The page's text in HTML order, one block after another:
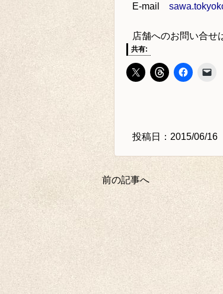
E-mail
店舗へのお問い合せ
共有:
投稿日：2015/06/16
前の記事へ